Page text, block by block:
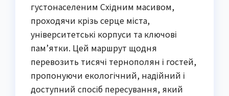
густонаселеним Східним масивом,
проходячи крізь серце міста,
університетські корпуси та ключові
пам’ятки. Цей маршрут щодня
перевозить тисячі тернополян і гостей,
пропонуючи екологічний, надійний і
доступний спосіб пересування, який